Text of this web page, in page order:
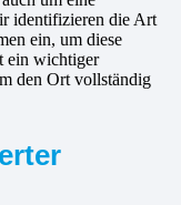
identifizieren die Art
ein, um diese
ein wichtiger
den Ort vollständig